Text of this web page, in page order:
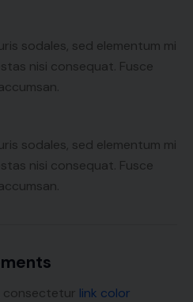
sodales, sed elementum mi
nisi consequat. Fusce
sodales, sed elementum mi
nisi consequat. Fusce
consectetur link color